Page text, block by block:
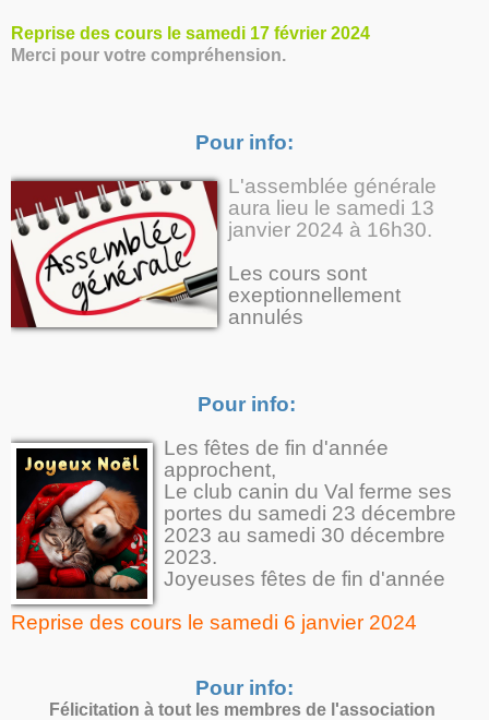
Reprise des cours le samedi 17 février 2024
Merci pour votre compréhension.
Pour info:
L'assemblée générale
aura lieu le samedi 13
janvier 2024 à 16h30.
Les cours sont
exeptionnellement
annulés
Pour info:
Les fêtes de fin d'année
approchent,
Le club canin du Val ferme ses
portes du samedi 23 décembre
2023 au samedi 30 décembre
2023.
Joyeuses fêtes de fin d'année
Reprise des cours le samedi 6 janvier 2024
Pour info:
Félicitation à tout les membres de l'association